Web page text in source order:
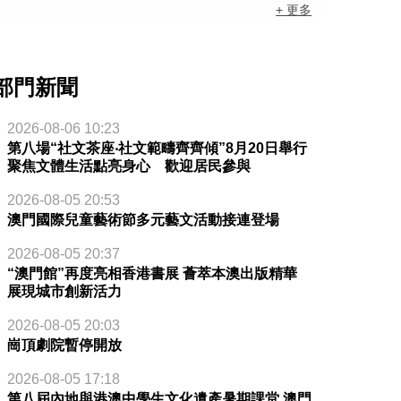
+ 更多
門新聞
2026-08-06 10:23
第八場“社文茶座‧社文範疇齊齊傾”8月20日舉行
聚焦文體生活點亮身心 歡迎居民參與
2026-08-05 20:53
澳門國際兒童藝術節多元藝文活動接連登場
2026-08-05 20:37
“澳門館”再度亮相香港書展 薈萃本澳出版精華
展現城市創新活力
2026-08-05 20:03
崗頂劇院暫停開放
2026-08-05 17:18